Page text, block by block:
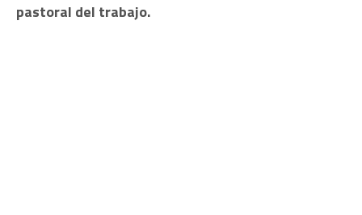
pastoral del trabajo.